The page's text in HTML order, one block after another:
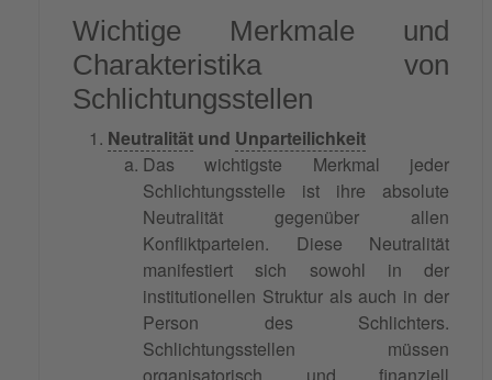
Wichtige Merkmale und
Charakteristika von
Schlichtungsstellen
Neutralität und Unparteilichkeit
Das wichtigste Merkmal jeder
Schlichtungsstelle ist ihre absolute
Neutralität gegenüber allen
Konfliktparteien. Diese Neutralität
manifestiert sich sowohl in der
institutionellen Struktur als auch in der
Person des Schlichters.
Schlichtungsstellen müssen